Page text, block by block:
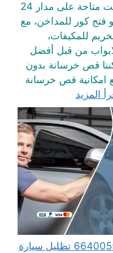
خدمات شركة قص خرسانة الكويت متاحة على مدار 24
فتح كور للمداخن، مع
للمكيفات،
من قبل أفضل
قص خرسانة بدون
امكانية قص خرسانة
المزيد
تظليل سيارات متنقل الكويت 66400552 تظليل سيارة